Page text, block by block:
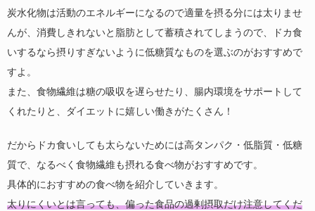
炭水化物は活動のエネルギーになるので適量を摂る分には太りませ
んが、消費しきれないと脂肪として蓄積されてしまうので、ドカ食
いするなら摂りすぎないように低糖質なものを選ぶのがおすすめで
すよ。
また、食物繊維は糖の吸収を遅らせたり、腸内環境をサポートして
くれたりと、ダイエットに嬉しい働きがたくさん！
だからドカ食いしても太らないためには高タンパク・低脂質・低糖
質で、なるべく食物繊維も摂れる食べ物がおすすめです。
具体的におすすめの食べ物を紹介していきます。
太りにくいとは言っても、偏った食品の過剰摂取だけ注意してくだ